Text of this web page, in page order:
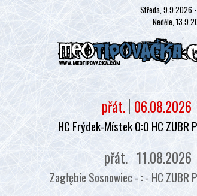
Středa, 9.9.2026 -
Neděle,
06.08.2026
přát.
HC Frýdek-Místek 0:0 HC ZUBR
11.08.2026
přát.
Zagłębie Sosnowiec - : - HC ZUBR